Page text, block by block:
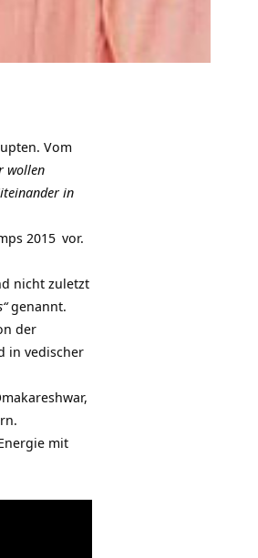
Vom
wollen
in
2015 vor.
nicht zuletzt
genannt.
der
in vedischer
mit